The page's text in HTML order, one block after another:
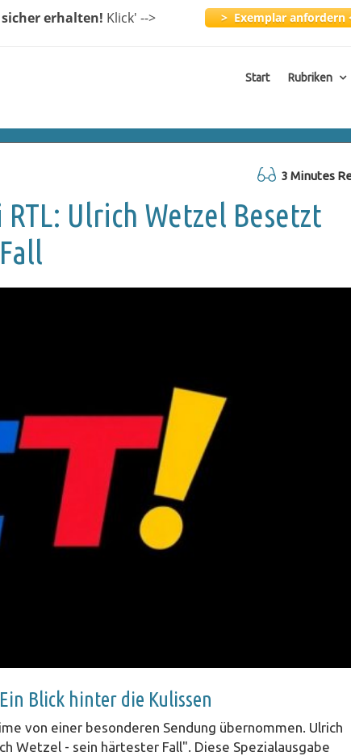
sicher erhalten! Klick' --> > Exemplar anfordern
Start Rubriken
3 Minutes
Ulrich Wetzel Besetzt
Blick hinter die Kulissen
von einer besonderen Sendung übernommen. Ulrich
Wetzel - sein härtester Fall". Diese Spezialausgabe